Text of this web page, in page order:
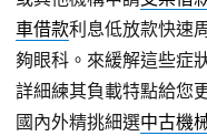
車借款利息低放款快速
夠眼科。來緩解這些症
詳細練其負載特點給您
國內外精挑細選中古機